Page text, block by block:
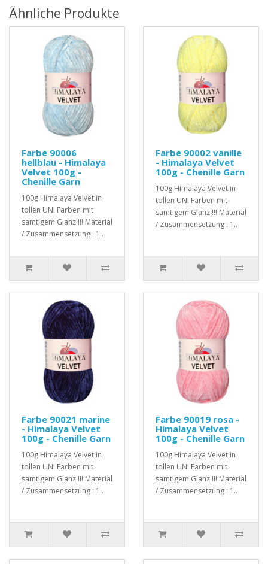
Ähnliche Produkte
Farbe 90006
hellblau - Himalaya
Velvet 100g -
Chenille Garn
100g Himalaya Velvet in
tollen UNI Farben mit
samtigem Glanz !!! Material
/ Zusammensetzung : 1..
Farbe 90002 vanille
- Himalaya Velvet
100g - Chenille Garn
100g Himalaya Velvet in
tollen UNI Farben mit
samtigem Glanz !!! Material
/ Zusammensetzung : 1..
Farbe 90021 marine
- Himalaya Velvet
100g - Chenille Garn
100g Himalaya Velvet in
tollen UNI Farben mit
samtigem Glanz !!! Material
/ Zusammensetzung : 1..
Farbe 90019 rosa -
Himalaya Velvet
100g - Chenille Garn
100g Himalaya Velvet in
tollen UNI Farben mit
samtigem Glanz !!! Material
/ Zusammensetzung : 1..